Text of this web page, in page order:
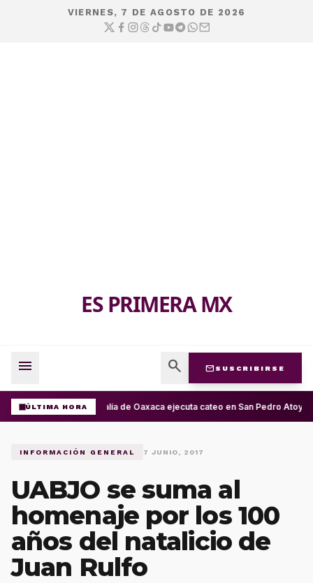
VIERNES, 7 DE AGOSTO DE 2026
ES PRIMERA MX
menu search mail SUSCRIBIRSE
ÚLTIMA HORAFiscalía de Oaxaca ejecuta cateo en San Pedro
INFORMACIÓN GENERAL 7 JUNIO, 2017
UABJO se suma al
homenaje por los 100
años del natalicio de
Juan Rulfo